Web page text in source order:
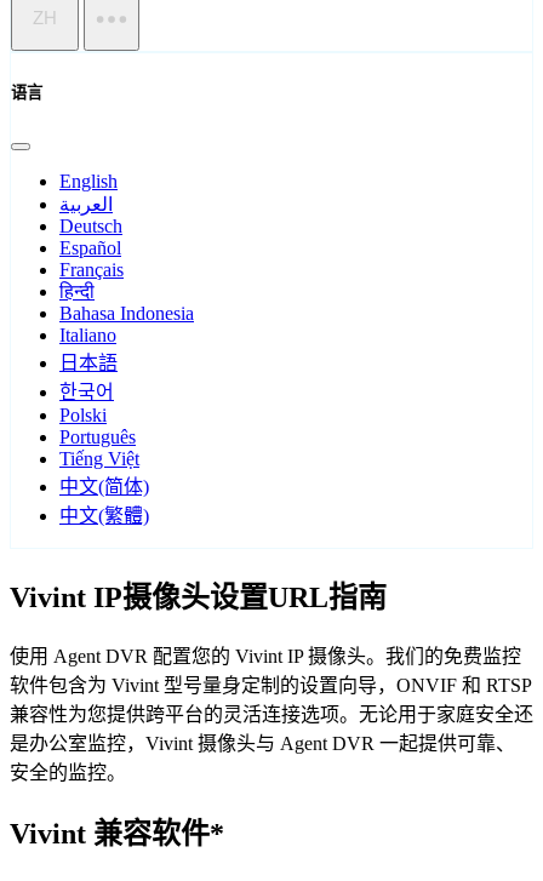
ZH
语言
English
العربية
Deutsch
Español
Français
हिन्दी
Bahasa Indonesia
Italiano
日本語
한국어
Polski
Português
Tiếng Việt
中文(简体)
中文(繁體)
Vivint IP摄像头设置URL指南
使用 Agent DVR 配置您的 Vivint IP 摄像头。我们的免费监控
软件包含为 Vivint 型号量身定制的设置向导，ONVIF 和 RTSP
兼容性为您提供跨平台的灵活连接选项。无论用于家庭安全还
是办公室监控，Vivint 摄像头与 Agent DVR 一起提供可靠、
安全的监控。
Vivint 兼容软件*